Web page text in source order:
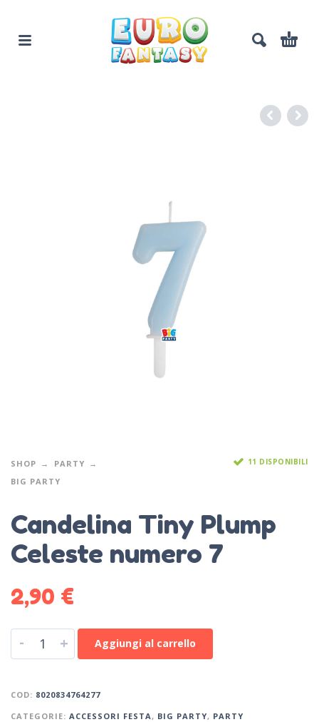
SHOP
PARTY
BIG PARTY
11 DISPONIBILI
Candelina Tiny Plump
Celeste numero 7
2,90 €
- + Aggiungi al carrello
COD: 8020834764277
CATEGORIE: ACCESSORI FESTA , BIG PARTY, PARTY